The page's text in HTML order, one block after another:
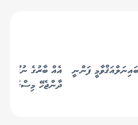
ފަންނީ
އެއް ބާރުގެ ނުފޫޒު
ދާންޖެހޭ